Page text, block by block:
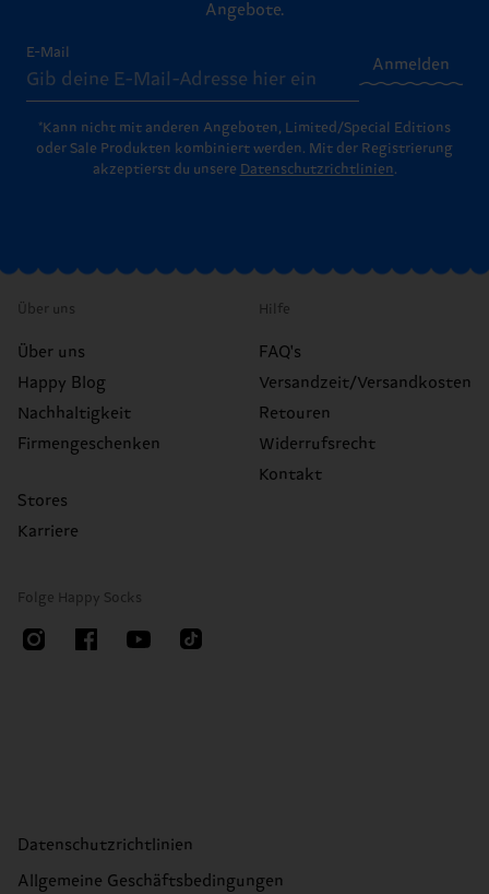
Angebote.
E-Mail
Anmelden
*Kann nicht mit anderen Angeboten, Limited/Special Editions
oder Sale Produkten kombiniert werden. Mit der Registrierung
akzeptierst du unsere Datenschutzrichtlinien.
Über uns
Über uns
Happy Blog
Nachhaltigkeit
Firmengeschenken
Stores
Karriere
Hilfe
FAQ's
Versandzeit/Versandkosten
Retouren
Widerrufsrecht
Kontakt
Folge Happy Socks
Datenschutzrichtlinien
Allgemeine Geschäftsbedingungen